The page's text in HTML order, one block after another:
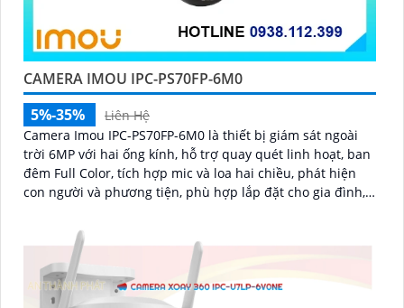
CAMERA IMOU IPC-PS70FP-6M0
5%-35%
Liên Hệ
Camera Imou IPC-PS70FP-6M0 là thiết bị giám sát ngoài
trời 6MP với hai ống kính, hỗ trợ quay quét linh hoạt, ban
đêm Full Color, tích hợp mic và loa hai chiều, phát hiện
con người và phương tiện, phù hợp lắp đặt cho gia đình,